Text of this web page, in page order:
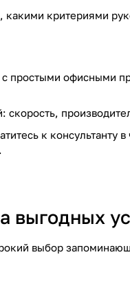
какими критериями
простыми офисными
скорость,
к
выгодных
выбор